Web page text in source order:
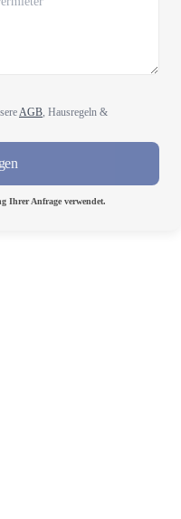
AGB, Hausregeln &
Ihrer Anfrage verwendet.